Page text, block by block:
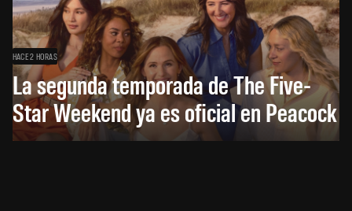
HACE 2 HORAS
La segunda temporada de The Five-
Star Weekend ya es oficial en Peacock